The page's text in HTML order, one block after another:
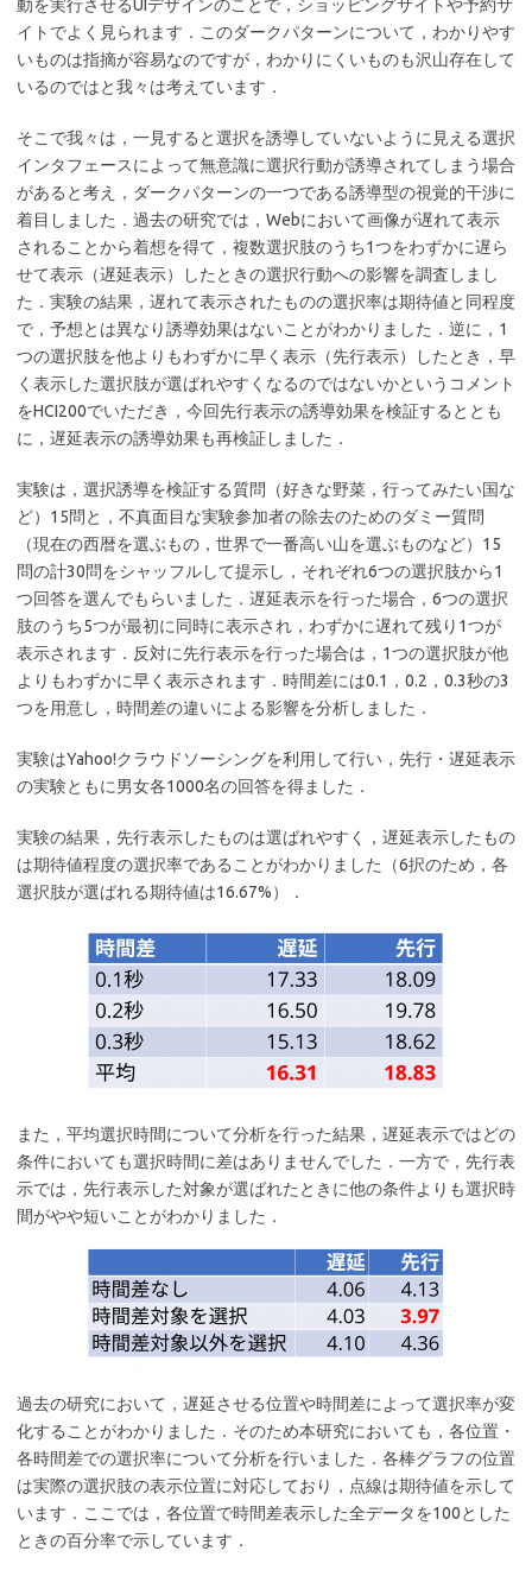
動を実行させるUIデザインのことで，ショッピングサイトや予約サ
イトでよく見られます．このダークパターンについて，わかりやす
いものは指摘が容易なのですが，わかりにくいものも沢山存在して
いるのではと我々は考えています．
そこで我々は，一見すると選択を誘導していないように見える選択
インタフェースによって無意識に選択行動が誘導されてしまう場合
があると考え，ダークパターンの一つである誘導型の視覚的干渉に
着目しました．過去の研究では，Webにおいて画像が遅れて表示
されることから着想を得て，複数選択肢のうち1つをわずかに遅ら
せて表示（遅延表示）したときの選択行動への影響を調査しまし
た．実験の結果，遅れて表示されたものの選択率は期待値と同程度
で，予想とは異なり誘導効果はないことがわかりました．逆に，1
つの選択肢を他よりもわずかに早く表示（先行表示）したとき，早
く表示した選択肢が選ばれやすくなるのではないかというコメント
をHCI200でいただき，今回先行表示の誘導効果を検証するととも
に，遅延表示の誘導効果も再検証しました．
実験は，選択誘導を検証する質問（好きな野菜，行ってみたい国な
ど）15問と，不真面目な実験参加者の除去のためのダミー質問
（現在の西暦を選ぶもの，世界で一番高い山を選ぶものなど）15
問の計30問をシャッフルして提示し，それぞれ6つの選択肢から1
つ回答を選んでもらいました．遅延表示を行った場合，6つの選択
肢のうち5つが最初に同時に表示され，わずかに遅れて残り1つが
表示されます．反対に先行表示を行った場合は，1つの選択肢が他
よりもわずかに早く表示されます．時間差には0.1，0.2，0.3秒の3
つを用意し，時間差の違いによる影響を分析しました．
実験はYahoo!クラウドソーシングを利用して行い，先行・遅延表示
の実験ともに男女各1000名の回答を得ました．
実験の結果，先行表示したものは選ばれやすく，遅延表示したもの
は期待値程度の選択率であることがわかりました（6択のため，各
選択肢が選ばれる期待値は16.67%）．
また，平均選択時間について分析を行った結果，遅延表示ではどの
条件においても選択時間に差はありませんでした．一方で，先行表
示では，先行表示した対象が選ばれたときに他の条件よりも選択時
間がやや短いことがわかりました．
過去の研究において，遅延させる位置や時間差によって選択率が変
化することがわかりました．そのため本研究においても，各位置・
各時間差での選択率について分析を行いました．各棒グラフの位置
は実際の選択肢の表示位置に対応しており，点線は期待値を示して
います．ここでは，各位置で時間差表示した全データを100とした
ときの百分率で示しています．